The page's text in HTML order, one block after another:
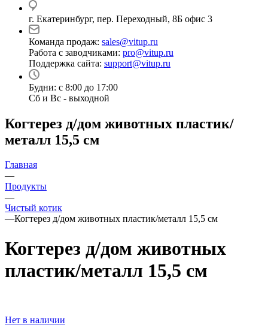
г. Екатеринбург, пер. Переходный, 8Б офис 3
Команда продаж: sales@vitup.ru
Работа с заводчиками: pro@vitup.ru
Поддержка сайта: support@vitup.ru
Будни: с 8:00 до 17:00
Сб и Вс - выходной
Когтерез д/дом животных пластик/
металл 15,5 см
Главная
—
Продукты
—
Чистый котик
—Когтерез д/дом животных пластик/металл 15,5 см
Когтерез д/дом животных
пластик/металл 15,5 см
Нет в наличии